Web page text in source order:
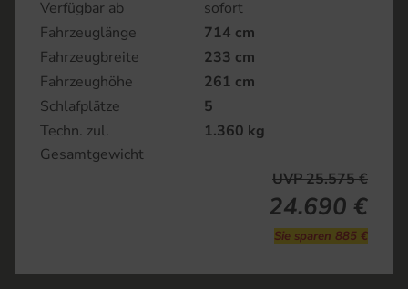
Verfügbar ab
sofort
Fahrzeuglänge
714 cm
Fahrzeugbreite
233 cm
Fahrzeughöhe
261 cm
Schlafplätze
5
Techn. zul.
Gesamtgewicht
1.360 kg
24.690 €
UVP 25.575 €
Sie sparen 885 €